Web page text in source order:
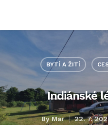
BYTÍ A ŽITÍ
Indiánské
ByMar 22. 7.